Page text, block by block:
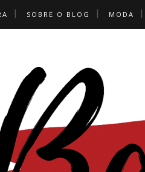
SOBRE O BLOG MODA